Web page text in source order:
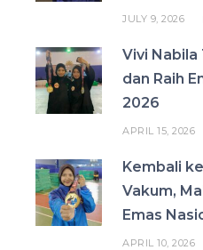
JULY 9, 2026
Vivi Nabila
dan Raih
2026
APRIL 15, 2026
Kembali
Vakum,
Emas
APRIL 10, 2026